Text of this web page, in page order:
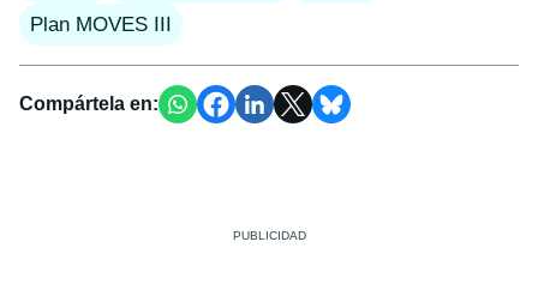
Plan MOVES III
Compártela en: